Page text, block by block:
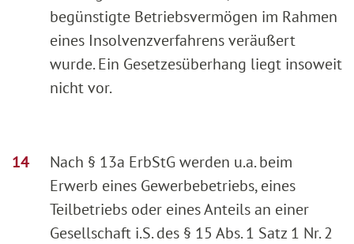
begünstigte Betriebsvermögen im Rahmen
eines Insolvenzverfahrens veräußert
wurde. Ein Gesetzesüberhang liegt insoweit
nicht vor.
Nach § 13a ErbStG werden u.a. beim
Erwerb eines Gewerbebetriebs, eines
Teilbetriebs oder eines Anteils an einer
Gesellschaft i.S. des § 15 Abs. 1 Satz 1 Nr. 2